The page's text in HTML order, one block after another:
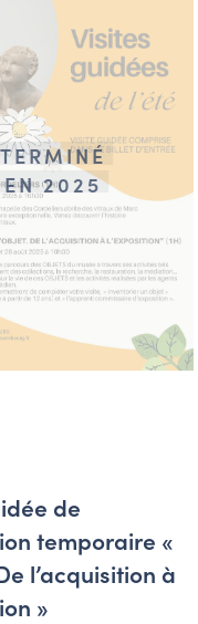
TERMINÉ
EN 2025
de
temporaire «
l’acquisition à
»